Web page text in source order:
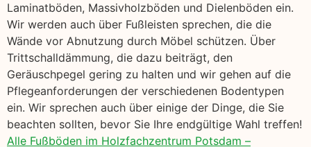
Laminatböden, Massivholzböden und Dielenböden ein.
Wir werden auch über Fußleisten sprechen, die die
Wände vor Abnutzung durch Möbel schützen. Über
Trittschalldämmung, die dazu beiträgt, den
Geräuschpegel gering zu halten und wir gehen auf die
Pflegeanforderungen der verschiedenen Bodentypen
ein. Wir sprechen auch über einige der Dinge, die Sie
beachten sollten, bevor Sie Ihre endgültige Wahl treffen!
Alle Fußböden im Holzfachzentrum Potsdam –